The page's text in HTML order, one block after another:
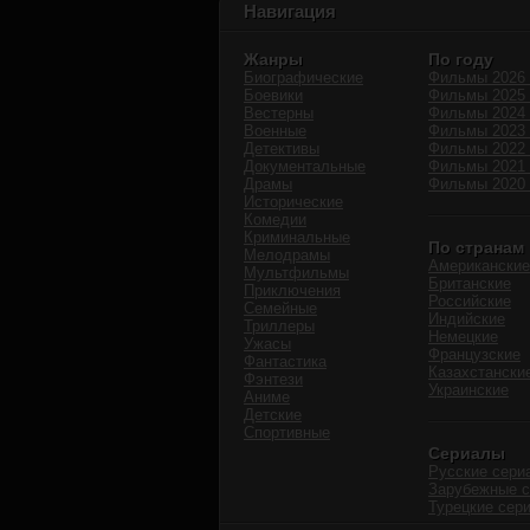
Навигация
Жанры
Биографические
Боевики
Вестерны
Военные
Детективы
Документальные
Драмы
Исторические
Комедии
Криминальные
Мелодрамы
Мультфильмы
Приключения
Семейные
Триллеры
Ужасы
Фантастика
Фэнтези
Аниме
Детские
Спортивные
По году
Фильмы 2026
Фильмы 2025
Фильмы 2024
Фильмы 2023
Фильмы 2022
Фильмы 2021
Фильмы 2020
По странам
Американские
Британские
Российские
Индийские
Немецкие
Французские
Украинские
Сериалы
Русские
Зарубежные
Турецкие